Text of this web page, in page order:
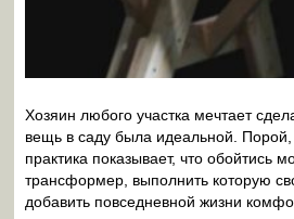
Хозяин любого участка мечтает
вещь в саду была идеальной.
практика показывает, что
трансформер, выполнить которую
добавить повседневной жизни